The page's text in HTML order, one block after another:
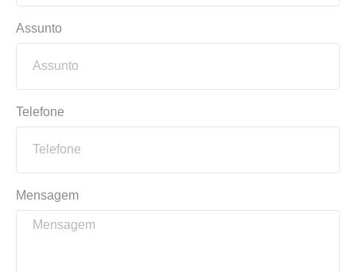
Assunto
Telefone
Mensagem